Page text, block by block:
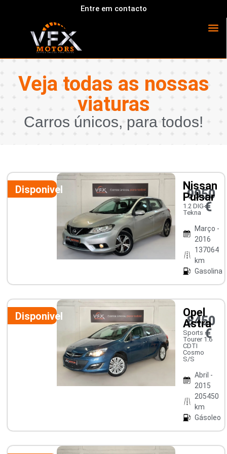
Entre em contacto
Veja todas as nossas
viaturas
Carros únicos, para todos!
Disponivel
Nissan
Pulsar
1.2 DIG-T
Tekna
Março -
2016
137064
km
Gasolina
9950
€
Disponivel
Opel
Astra
Sports
Tourer 1.6
CDTI
Cosmo
S/S
Abril -
2015
205450
km
Gásoleo
8450
€